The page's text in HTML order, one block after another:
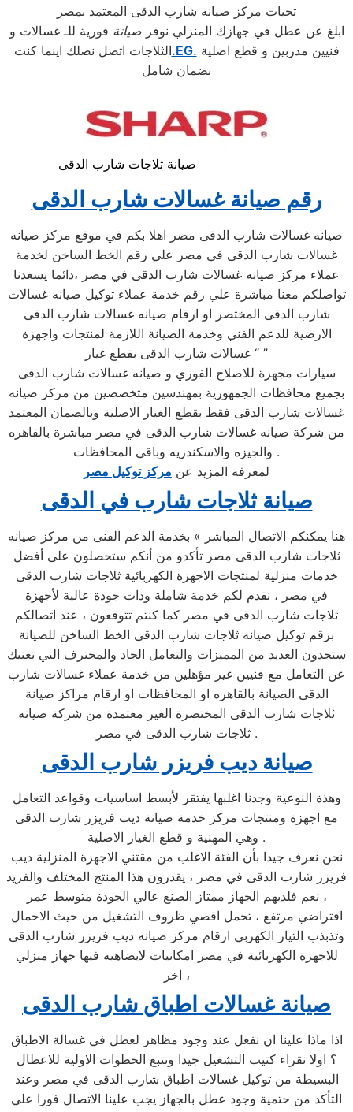
تحيات مركز صيانه شارب الدقى المعتمد بمصر
ابلغ عن عطل في جهازك المنزلي نوفرصيانة فورية للـ غسالات و
الثلاجات اتصل نصلك اينما كنت.EG.
بضمان شامل
صيانة ثلاجات شارب الدقى
رقم صيانة غسالات شارب الدقى
صيانه غسالات شارب الدقى مصر اهلا بكم في موقع مركز صيانه
غسالات شارب الدقى في مصر علي رقم الخط الساخن لخدمة
عملاء مركز صيانه غسالات شارب الدقى في مصر ،دائما يسعدنا
تواصلكم معنا مباشرة علي رقم خدمة عملاء توكيل صيانه غسالات
شارب الدقى المختصر او ارقام صيانه غسالات شارب الدقى
الارضية للدعم الفني وخدمة الصيانة اللازمة لمنتجات واجهزة
غسالات شارب الدقى بقطع غيار “ ”
سيارات مجهزة للاصلاح الفوري و صيانه غسالات شارب الدقى
بجميع محافظات الجمهورية بمهندسين متخصصين من مركز صيانه
غسالات شارب الدقى فقط بقطع الغيار الاصلية وبالصمان المعتمد
من شركة صيانه غسالات شارب الدقى في مصر مباشرة بالقاهره
والجيزه والاسكندريه وباقي المحافظات .
لمعرفة المزيد عن مركز توكيل مصر
صيانة ثلاجات شارب في الدقى
هنا يمكنكم الاتصال المباشر » بخدمة الدعم الفنى من مركز صيانه
ثلاجات شارب الدقى مصر تأكدو من أنكم ستحصلون على أفضل
خدمات منزلية لمنتجات الاجهزة الكهربائية ثلاجات شارب الدقى
في مصر ، نقدم لكم خدمة شاملة وذات جودة عالية لأجهزة
ثلاجات شارب الدقى في مصر كما كنتم تتوقعون ، عند اتصالكم
برقم توكيل صيانه ثلاجات شارب الدقى الخط الساخن للصيانة
ستجدون العديد من المميزات والتعامل الجاد والمحترف التي تغنيك
عن التعامل مع فنيين غير مؤهلين من خدمة عملاء غسالات شارب
الدقى الصيانة بالقاهره او المحافظات او ارقام مراكز صيانة
ثلاجات شارب الدقى المختصرة الغير معتمدة من شركة صيانه
ثلاجات شارب الدقى في مصر .
صيانة ديب فريزر شارب الدقى
وهذة النوعية وجدنا اغلبها يفتقر لأبسط اساسيات وقواعد التعامل
مع اجهزة ومنتجات مركز خدمة صيانة ديب فريزر شارب الدقى
وهي المهنية و قطع الغيار الاصلية .
نحن نعرف جيدا بأن الفئة الاغلب من مقتني الاجهزة المنزلية ديب
فريزر شارب الدقى في مصر ، يقدرون هذا المنتج المختلف والفريد
، نعم فلديهم الجهاز ممتاز الصنع عالي الجودة متوسط عمر
افتراضي مرتفع ، تحمل اقصي ظروف التشغيل من حيث الاحمال
وتذبذب التيار الكهربي ارقام مركز صيانه ديب فريزر شارب الدقى
للاجهزة الكهربائية في مصر امكانيات لايضاهيه فيها جهاز منزلي
اخر ،
صيانة غسالات اطباق شارب الدقى
اذا ماذا علينا ان نفعل عند وجود مظاهر لعطل في غسالة الاطباق
؟ اولا نقراء كتيب التشغيل جيدا ونتبع الخطوات الاولية للاعطال
البسيطة من توكيل غسالات اطباق شارب الدقى في مصر وعند
التأكد من حتمية وجود عطل بالجهاز يجب علينا الاتصال فورا علي